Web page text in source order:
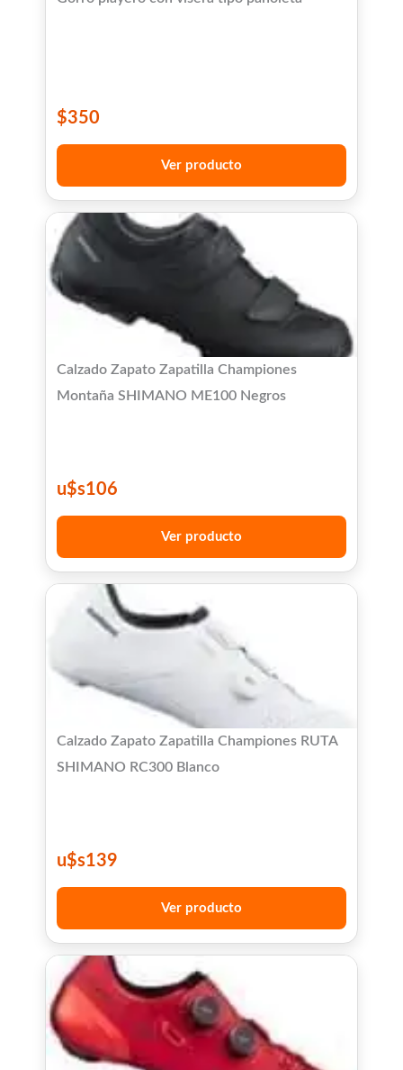
$350
Ver producto
Calzado Zapato Zapatilla Championes
Montaña SHIMANO ME100 Negros
u$s106
Ver producto
Calzado Zapato Zapatilla Championes RUTA
SHIMANO RC300 Blanco
u$s139
Ver producto